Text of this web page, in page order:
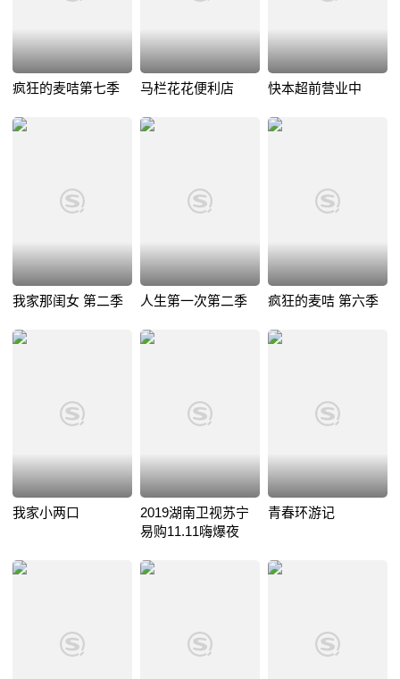
疯狂的麦咭第七季 马栏花花便利店 快本超前营业中
我家那闺女 第二季 人生第一次第二季 疯狂的麦咭 第六季
我家小两口
2019湖南卫视苏宁
易购11.11嗨爆夜
青春环游记